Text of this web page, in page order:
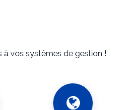
vos systèmes de gestion !